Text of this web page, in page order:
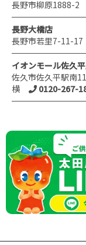
長野市柳原1888-2
長野大橋店
長野市若里7-11-17
イオンモール佐久
佐久市佐久平駅南
横
0120-267-